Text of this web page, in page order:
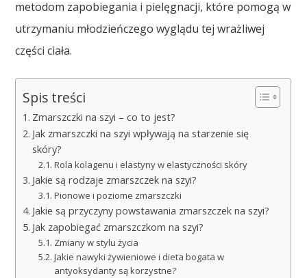
metodom zapobiegania i pielęgnacji, które pomogą w
utrzymaniu młodzieńczego wyglądu tej wrażliwej
części ciała.
Spis treści
Zmarszczki na szyi – co to jest?
Jak zmarszczki na szyi wpływają na starzenie się
skóry?
Rola kolagenu i elastyny w elastyczności skóry
Jakie są rodzaje zmarszczek na szyi?
Pionowe i poziome zmarszczki
Jakie są przyczyny powstawania zmarszczek na szyi?
Jak zapobiegać zmarszczkom na szyi?
Zmiany w stylu życia
Jakie nawyki żywieniowe i dieta bogata w
antyoksydanty są korzystne?